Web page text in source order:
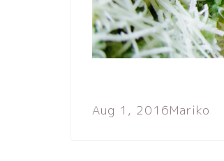
Aug 1, 2016Mariko